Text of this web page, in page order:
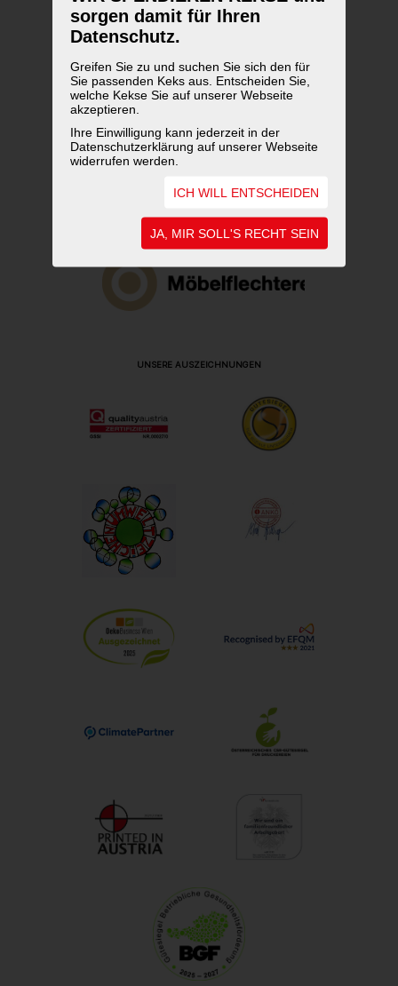
sorgen damit für Ihren
Datenschutz.
Greifen Sie zu und suchen Sie sich den für
Sie passenden Keks aus. Entscheiden Sie,
welche Kekse Sie auf unserer Webseite
akzeptieren.
Ihre Einwilligung kann jederzeit in der
Datenschutzerklärung auf unserer Webseite
widerrufen werden.
ICH WILL ENTSCHEIDEN
JA, MIR SOLL'S RECHT SEIN
UNSERE AUSZEICHNUNGEN